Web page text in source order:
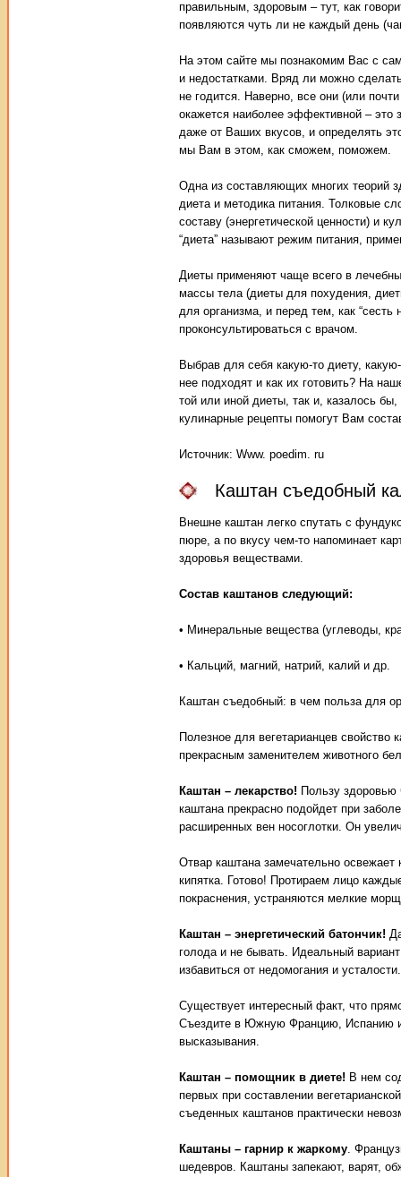
правильным, здоровым – тут, как
появляются чуть ли не каждый день
На этом сайте мы познакомим Вас с
и недостатками. Вряд ли можно
не годится. Наверно, все они (или
окажется наиболее эффективной – это
даже от Ваших вкусов, и определять
мы Вам в этом, как сможем, поможем.
Одна из составляющих многих теорий
диета и методика питания. Толковые
составу (энергетической ценности) и
“диета” называют режим питания,
Диеты применяют чаще всего в
массы тела (диеты для похудения,
для организма, и перед тем, как
проконсультироваться с врачом.
Выбрав для себя какую-то диету,
нее подходят и как их готовить? На
той или иной диеты, так и, казалось
кулинарные рецепты помогут Вам
Источник: Www. poedim. ru
Каштан съедобный
Внешне каштан легко спутать с
пюре, а по вкусу чем-то напоминает
здоровья веществами.
Состав каштанов следующий:
• Минеральные вещества (углеводы,
• Кальций, магний, натрий, калий и др.
Каштан съедобный: в чем польза для
Полезное для вегетарианцев
прекрасным заменителем животного
Каштан – лекарство! Пользу здоровью
каштана прекрасно подойдет при
расширенных вен носоглотки. Он
Отвар каштана замечательно освежает
кипятка. Готово! Протираем лицо
покраснения, устраняются мелкие
Каштан – энергетический батончик!
голода и не бывать. Идеальный
избавиться от недомогания и усталости.
Существует интересный факт, что
Съездите в Южную Францию, Испанию
высказывания.
Каштан – помощник в диете! В нем
первых при составлении
съеденных каштанов практически
Каштаны – гарнир к жаркому.
шедевров. Каштаны запекают, варят,